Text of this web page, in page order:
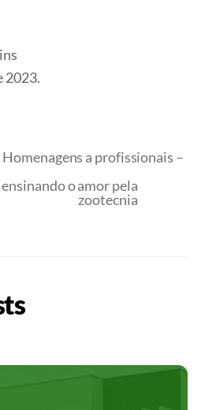
2023.
a profissionais –
o amor pela
zootecnia